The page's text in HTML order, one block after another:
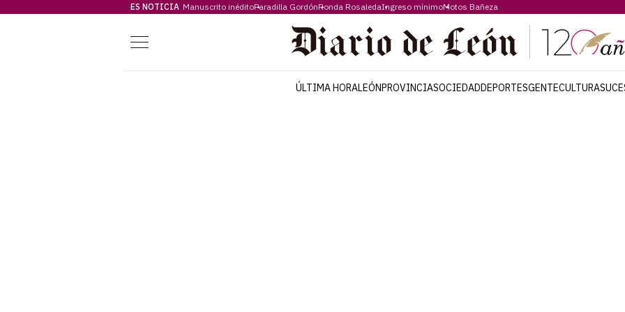
ES NOTICIA Manuscrito inéditoParadilla GordónRonda RosaledaIngreso mínimoMotos Bañeza
Menú
ÚLTIMA HORALEÓNPROVINCIASOCIEDADDEPORTESGENTECULTURA